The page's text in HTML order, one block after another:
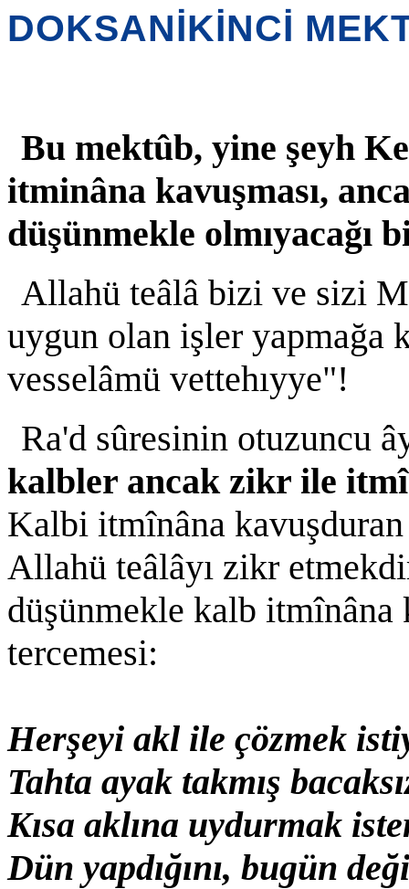
DOKSANİKİNCİ
Bu mektûb, yine şeyh
itminâna kavuşması,
düşünmekle
Allahü teâlâ bizi ve sizi
uygun olan işler yapmağa
vesselâmü vettehıyye"!
Ra'd sûresinin otuzuncu
kalbler ancak zikr ile
Kalbi itmînâna
Allahü teâlâyı zikr
düşünmekle kalb
tercemesi:
Herşeyi akl ile çözmek
Tahta ayak takmış
Kısa aklına uydurmak
Dün yapdığını, bugün